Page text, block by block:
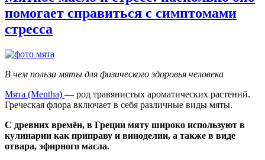
помогает справиться с симптомами
стресса
В чем польза мяты для физического здоровья человека
Мята (Mentha) — род травянистых ароматических растений.
Греческая флора включает в себя различные виды мяты.
С древних времён, в Греции мяту широко используют в
кулинарии как приправу и виноделии, а также в виде
отвара, эфирного масла.